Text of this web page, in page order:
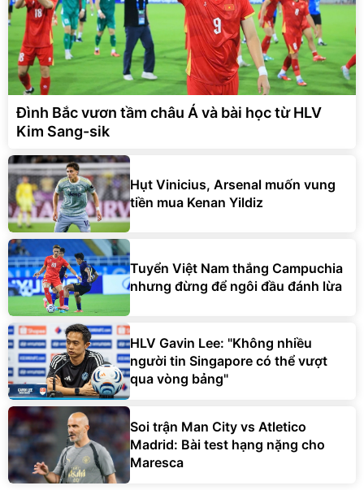
Đình Bắc vươn tầm châu Á và bài học từ HLV
Kim Sang-sik
Hụt Vinicius, Arsenal muốn vung
tiền mua Kenan Yildiz
Tuyển Việt Nam thắng Campuchia
nhưng đừng để ngôi đầu đánh lừa
HLV Gavin Lee: "Không nhiều
người tin Singapore có thể vượt
qua vòng bảng"
Soi trận Man City vs Atletico
Madrid: Bài test hạng nặng cho
Maresca